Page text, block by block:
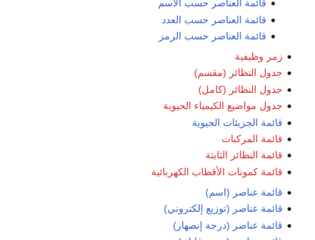
قائمة العناصر حسب الاسم
قائمة العناصر حسب العدد
قائمة العناصر حسب الرمز
زمر وظيفية
جدول النظائر (مقسم)
جدول النظائر (كامل)
جدول مواضيع الكيمياء الحيوية
قائمة الجزيئات الحيوية
قائمة المركبات
قائمة النظائر الثابتة
قائمة كمونات الأقطاب الكهربائية
قائمة عناصر (اسم)
قائمة عناصر (توزيع إلكتروني)
قائمة عناصر (درجة إنصهار)